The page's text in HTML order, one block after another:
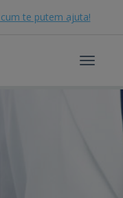
te putem ajuta!
Toggle